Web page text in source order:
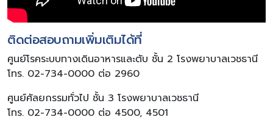
ติดต่อสอบถามเพิ่มเติมได้ที่
ศูนย์โรคระบบทางเดินอาหารและตับ ชั้น 2 โรงพยาบาลเวชธานี
โทร. 02-734-0000 ต่อ 2960
ศูนย์ศัลยกรรมทั่วไป ชั้น 3 โรงพยาบาลเวชธานี
โทร. 02-734-0000 ต่อ 4500, 4501